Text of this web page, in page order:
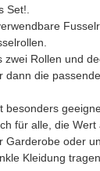
Set!.
zwei Rollen und
dann die
besonders
für alle, die
Garderobe oder
Kleidung